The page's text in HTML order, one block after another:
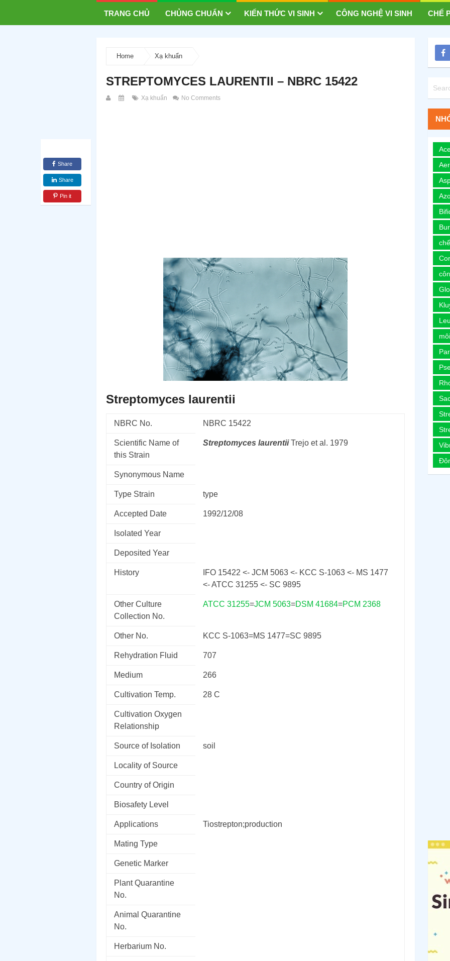
TRANG CHỦ CHỦNG CHUẨN KIẾN THỨC VI SINH CÔNG NGHỆ VI SINH CHẾ
Home Xạ khuẩn
STREPTOMYCES LAURENTII – NBRC 15422
Xạ khuẩn No Comments
Share
Share
Pin it
Streptomyces laurentii
NBRC No. NBRC 15422
Scientific Name of
this Strain
Streptomyces laurentiiTrejo et al. 1979
Synonymous Name
Type Strain type
Accepted Date 1992/12/08
Isolated Year
Deposited Year
History
IFO 15422 <- JCM 5063 <- KCC S-1063 <- MS 1477
<- ATCC 31255 <- SC 9895
Other Culture
Collection No.
ATCC 31255=JCM 5063=DSM 41684=PCM 2368
Other No. KCC S-1063=MS 1477=SC 9895
Rehydration Fluid 707
Medium 266
Cultivation Temp. 28 C
Cultivation Oxygen
Relationship
Source of Isolation soil
Locality of Source
Country of Origin
Biosafety Level
Applications Tiostrepton;production
Mating Type
Genetic Marker
Plant Quarantine
No.
Animal Quarantine
No.
Herbarium No.